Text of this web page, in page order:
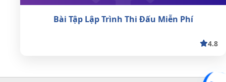
Bài Tập Lập Trình Thi Đấu Miễn Phí
4.8